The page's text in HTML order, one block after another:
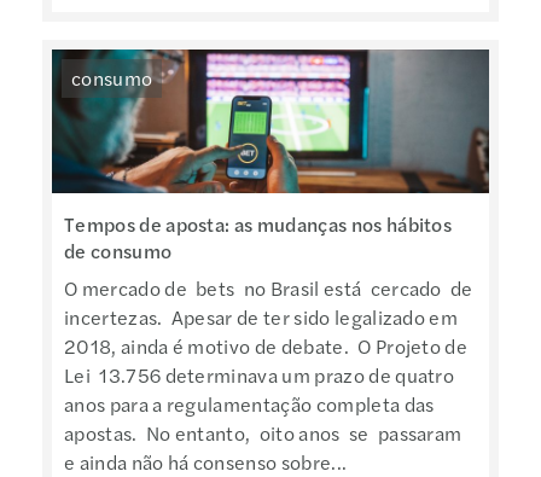
consumo
Tempos de aposta: as mudanças nos hábitos
de consumo
O mercado de bets no Brasil está cercado de
incertezas. Apesar de ter sido legalizado em
2018, ainda é motivo de debate. O Projeto de
Lei 13.756 determinava um prazo de quatro
anos para a regulamentação completa das
apostas. No entanto, oito anos se passaram
e ainda não há consenso sobre...